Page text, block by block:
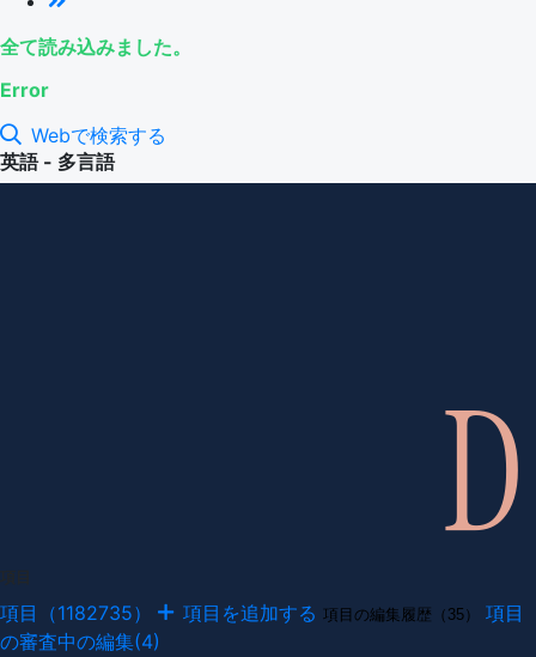
全て読み込みました。
Error
Webで検索する
英語 - 多言語
項目（1182735） 項目を追加する 項目の編集履歴（35）
項目
の審査中の編集(4)